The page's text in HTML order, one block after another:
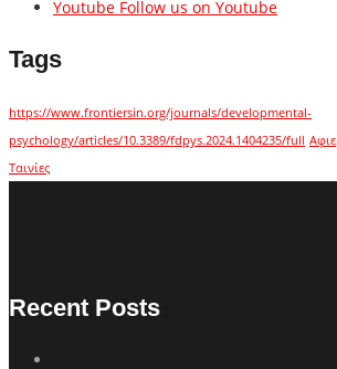
Youtube Follow us on Youtube
Tags
https://www.frontiersin.org/journals/developmental-
psychology/articles/10.3389/fdpys.2024.1404235/full
Ταινίες
Recent Posts